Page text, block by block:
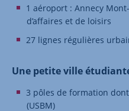
1 aéroport : Annecy
d’affaires et de loisirs
27 lignes régulières
Une petite ville
3 pôles de formation
(USBM)